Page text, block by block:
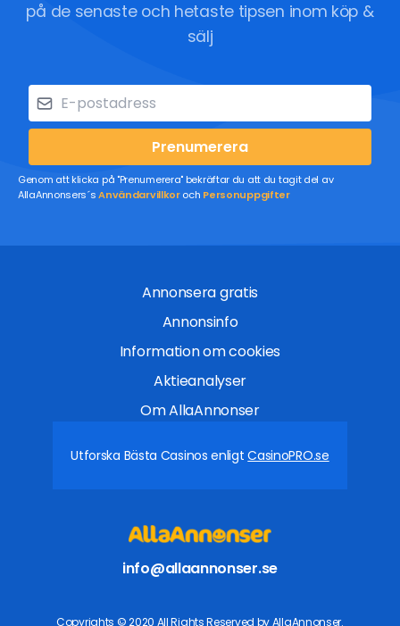
på de senaste och hetaste tipsen inom köp &
sälj
Prenumerera
Genom att klicka på "Prenumerera" bekräftar du att du tagit del av
AllaAnnonsers´sAnvändarvillkoroch Personuppgifter
Annonsera gratis
Annonsinfo
Information om cookies
Aktieanalyser
Om AllaAnnonser
Utforska Bästa Casinos enligtCasinoPRO.se
info@allaannonser.se
Copyrights © 2020 All Rights Reserved by AllaAnnonser.